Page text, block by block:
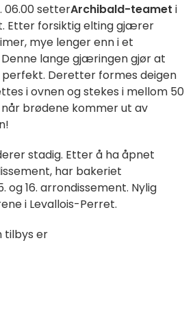
06.00 setterArchibald-teamet i
Etter forsiktig elting gjærer
mye lenger enn i et
lange gjæringen gjør at
perfekt. Deretter formes deigen
i ovnen og stekes i mellom 50
brødene kommer ut av
stadig. Etter å ha åpnet
har bakeriet
og 16. arrondissement. Nylig
i Levallois-Perret.
tilbys er